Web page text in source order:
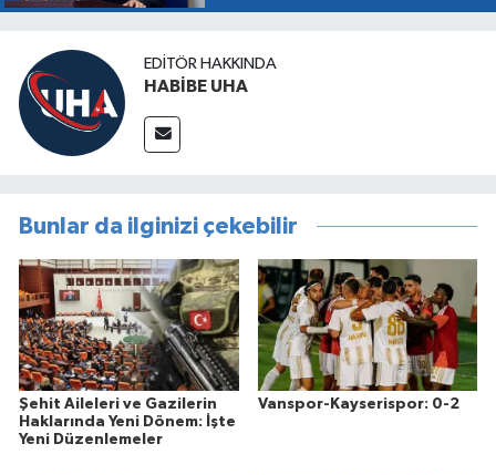
EDITÖR HAKKINDA
HABİBE UHA
Bunlar da ilginizi çekebilir
Şehit Aileleri ve Gazilerin
Haklarında Yeni Dönem: İşte
Yeni Düzenlemeler
Vanspor-Kayserispor: 0-2